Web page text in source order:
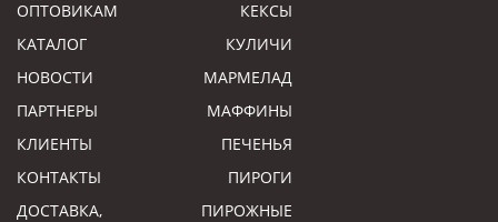
ОПТОВИКАМ
КАТАЛОГ
НОВОСТИ
ПАРТНЕРЫ
КЛИЕНТЫ
КОНТАКТЫ
ДОСТАВКА,
КЕКСЫ
КУЛИЧИ
МАРМЕЛАД
МАФФИНЫ
ПЕЧЕНЬЯ
ПИРОГИ
ПИРОЖНЫЕ